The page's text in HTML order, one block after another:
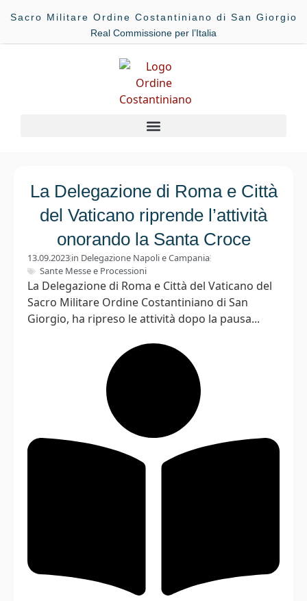
Sacro Militare Ordine Costantiniano di San Giorgio
Real Commissione per l’Italia
La Delegazione di Roma e Città
del Vaticano riprende l’attività
onorando la Santa Croce
13.09.2023in Delegazione Napoli e Campania
Sante Messe e Processioni
La Delegazione di Roma e Città del Vaticano del
Sacro Militare Ordine Costantiniano di San
Giorgio, ha ripreso le attività dopo la pausa...